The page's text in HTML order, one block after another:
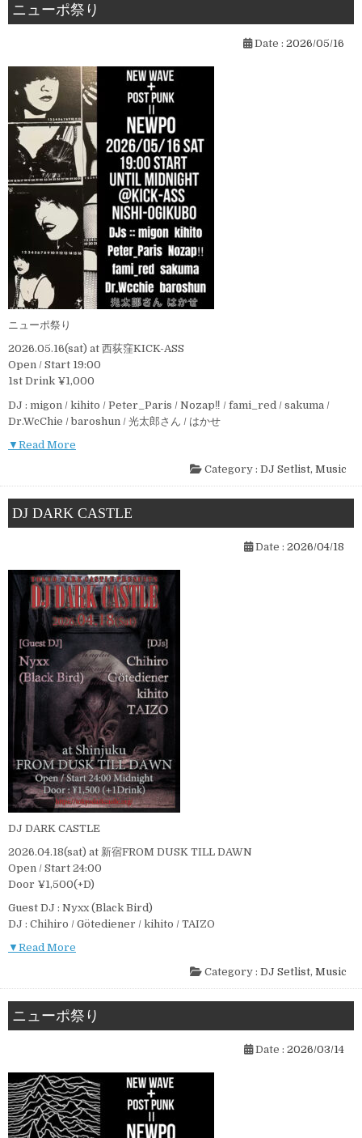
ニューポ祭り
Date : 2026/05/16
ニューポ祭り
2026.05.16(sat) at 西荻窪KICK-ASS
Open / Start 19:00
1st Drink ¥1,000
DJ : migon / kihito / Peter_Paris / Nozap‼︎ / fami_red / sakuma /
Dr.WcChie / baroshun / 光太郎さん / はかせ
▼Read More
Category : DJ Setlist, Music
DJ DARK CASTLE
Date : 2026/04/18
DJ DARK CASTLE
2026.04.18(sat) at 新宿FROM DUSK TILL DAWN
Open / Start 24:00
Door ¥1,500(+D)
Guest DJ : Nyxx (Black Bird)
DJ : Chihiro / Götediener / kihito / TAIZO
▼Read More
Category : DJ Setlist, Music
ニューポ祭り
Date : 2026/03/14